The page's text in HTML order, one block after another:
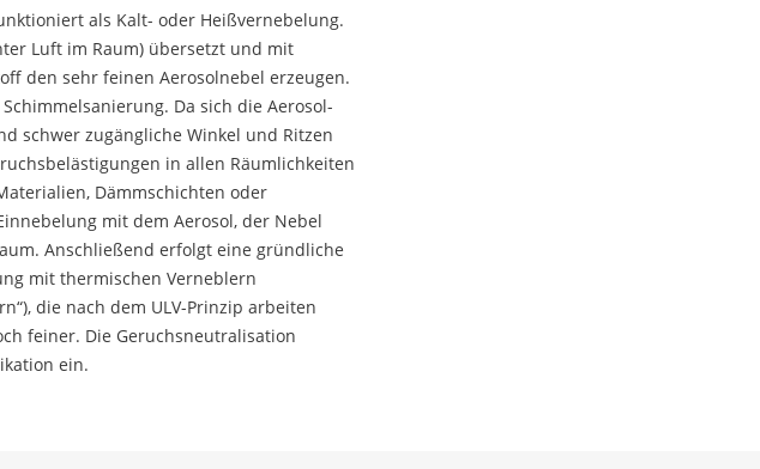
als Kalt- oder Heißvernebelung.
Luft im Raum) übersetzt und mit
den sehr feinen Aerosolnebel erzeugen.
Da sich die Aerosol-
schwer zugängliche Winkel und Ritzen
in allen Räumlichkeiten
Dämmschichten oder
mit dem Aerosol, der Nebel
Anschließend erfolgt eine gründliche
mit thermischen Verneblern
die nach dem ULV-Prinzip arbeiten
feiner. Die Geruchsneutralisation
ein.